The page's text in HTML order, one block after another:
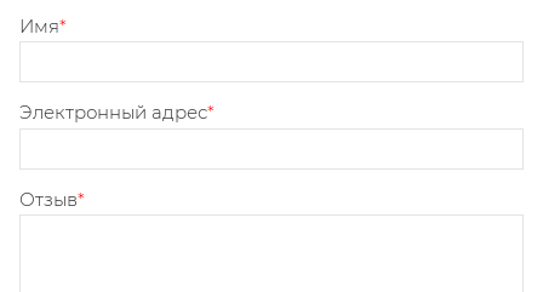
Имя
Электронный адрес
Отзыв